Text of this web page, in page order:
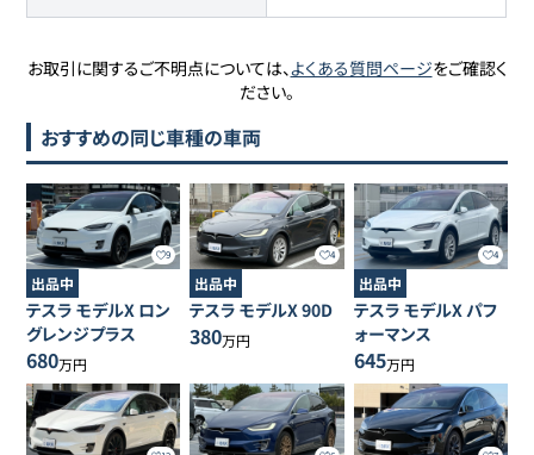
お取引に関するご不明点については、よくある質問ページをご確認く
ださい。
おすすめの同じ車種の車両
9
出品中
テスラ モデルX ロン
グレンジプラス
680万円
4
出品中
テスラ モデルX90D
380万円
4
出品中
テスラ モデルXパフ
ォーマンス
645万円